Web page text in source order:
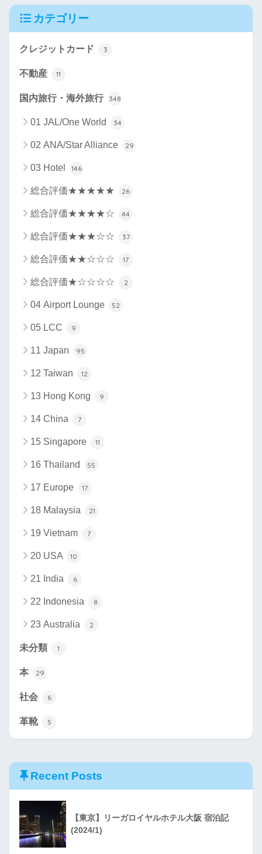
カテゴリー
クレジットカード 3
不動産 11
国内旅行・海外旅行 348
01 JAL/One World 34
02 ANA/Star Alliance 29
03 Hotel 146
総合評価★★★★★ 26
総合評価★★★★☆ 44
総合評価★★★☆☆ 37
総合評価★★☆☆☆ 17
総合評価★☆☆☆☆ 2
04 Airport Lounge 52
05 LCC 9
11 Japan 95
12 Taiwan 12
13 Hong Kong 9
14 China 7
15 Singapore 11
16 Thailand 55
17 Europe 17
18 Malaysia 21
19 Vietnam 7
20 USA 10
21 India 6
22 Indonesia 8
23 Australia 2
未分類 1
本 29
社会 6
革靴 5
Recent Posts
【東京】リーガロイヤルホテル大阪 宿泊記
(2024/1)